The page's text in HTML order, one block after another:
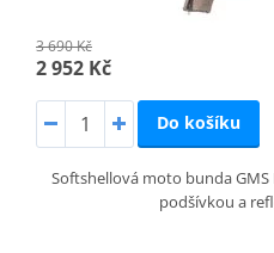
3 690 Kč
2 952 Kč
Do košíku
Softshellová moto bunda GMS
podšívkou a